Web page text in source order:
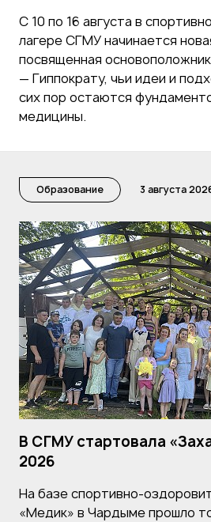
С 10 по 16 августа в
лагере СГМУ начинается
посвященная
— Гиппократу, чьи идеи и
сих пор остаются
медицины.
Образование 3 августа
В СГМУ стартовала
2026
На базе спортивно-
«Медик» в Чардыме прошло